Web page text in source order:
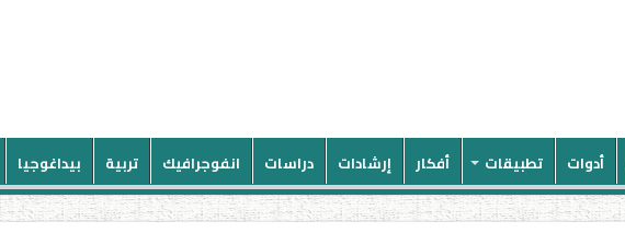
أدوات تطبيقات أفكار إرشادات دراسات انفوجرافيك تربية بيداغوجيا